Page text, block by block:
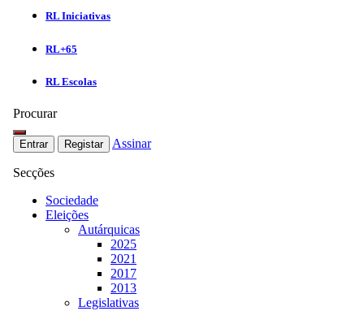
RL Iniciativas
RL+65
RL Escolas
Procurar
Entrar Registar Assinar
Secções
Sociedade
Eleições
Autárquicas
2025
2021
2017
2013
Legislativas